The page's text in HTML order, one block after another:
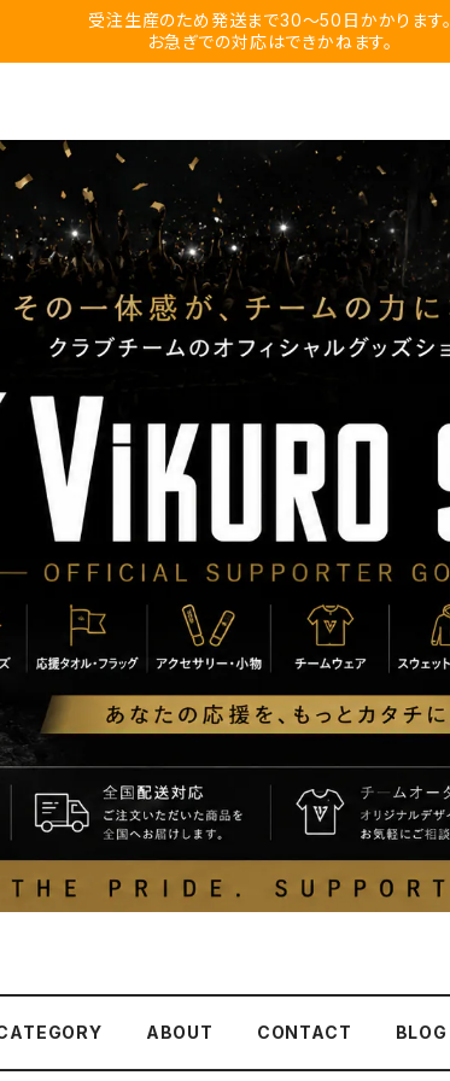
受注生産のため発送まで30〜50日かかります。
お急ぎでの対応はできかねます。
ABOUT CONTACT BLOG